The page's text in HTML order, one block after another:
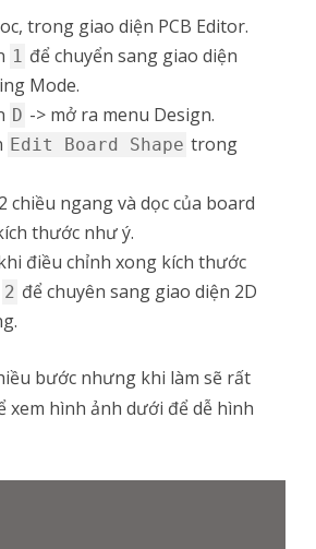
trong giao diện PCB Editor.
1 để chuyển sang giao diện
Mode.
D -> mở ra menu Design.
Edit Board Shape trong
chiều ngang và dọc của board
thước như ý.
điều chỉnh xong kích thước
2 để chuyên sang giao diện 2D
bước nhưng khi làm sẽ rất
xem hình ảnh dưới để dễ hình